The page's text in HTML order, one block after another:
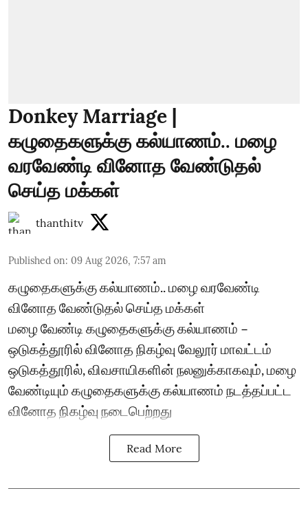
Donkey Marriage |
கழுதைகளுக்கு கல்யாணம்.. மழை
வரவேண்டி வினோத வேண்டுதல்
செய்த மக்கள்
thanthitv
Published on: 09 Aug 2026, 7:57 am
கழுதைகளுக்கு கல்யாணம்.. மழை வரவேண்டி
வினோத வேண்டுதல் செய்த மக்கள்
மழை வேண்டி கழுதைகளுக்கு கல்யாணம் –
ஒடுகத்தூரில் வினோத நிகழ்வு வேலூர் மாவட்டம்
ஒடுகத்தூரில், விவசாயிகளின் நலனுக்காகவும், மழை
வேண்டியும் கழுதைகளுக்கு கல்யாணம் நடத்தப்பட்ட
வினோத நிகழ்வு நடைபெற்றது
Read More